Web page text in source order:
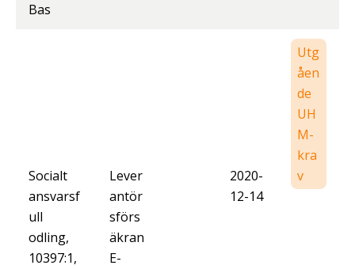
Bas
Socialt
ansvarsf
ull
odling,
10397:1,
Lever
antör
sförs
äkran
E-
2020-
12-14
Utg
åen
de
UH
M-
kra
v